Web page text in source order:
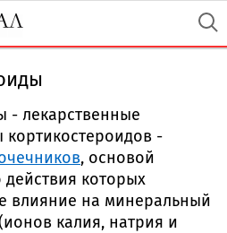
- лекарственные
-
, основой
которых
влияние на минеральный
калия, натрия и